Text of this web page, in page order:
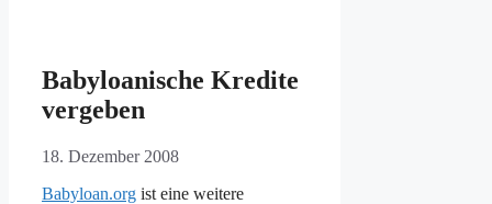
Babyloanische Kredite
vergeben
18. Dezember 2008
Babyloan.org ist eine weitere